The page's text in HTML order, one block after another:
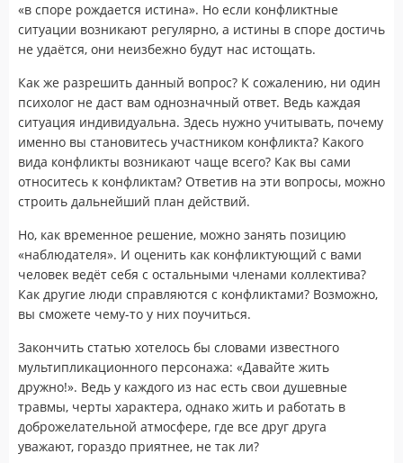
«в споре рождается истина». Но если конфликтные
ситуации возникают регулярно, а истины в споре достичь
не удаётся, они неизбежно будут нас истощать.
Как же разрешить данный вопрос? К сожалению, ни один
психолог не даст вам однозначный ответ. Ведь каждая
ситуация индивидуальна. Здесь нужно учитывать, почему
именно вы становитесь участником конфликта? Какого
вида конфликты возникают чаще всего? Как вы сами
относитесь к конфликтам? Ответив на эти вопросы, можно
строить дальнейший план действий.
Но, как временное решение, можно занять позицию
«наблюдателя». И оценить как конфликтующий с вами
человек ведёт себя с остальными членами коллектива?
Как другие люди справляются с конфликтами? Возможно,
вы сможете чему-то у них поучиться.
Закончить статью хотелось бы словами известного
мультипликационного персонажа: «Давайте жить
дружно!». Ведь у каждого из нас есть свои душевные
травмы, черты характера, однако жить и работать в
доброжелательной атмосфере, где все друг друга
уважают, гораздо приятнее, не так ли?